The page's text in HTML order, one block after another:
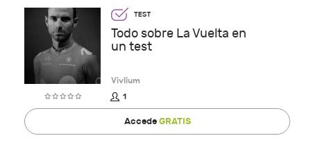
Todo sobre La Vuelta en
un test
Vivlium
1
AccedeGRATIS